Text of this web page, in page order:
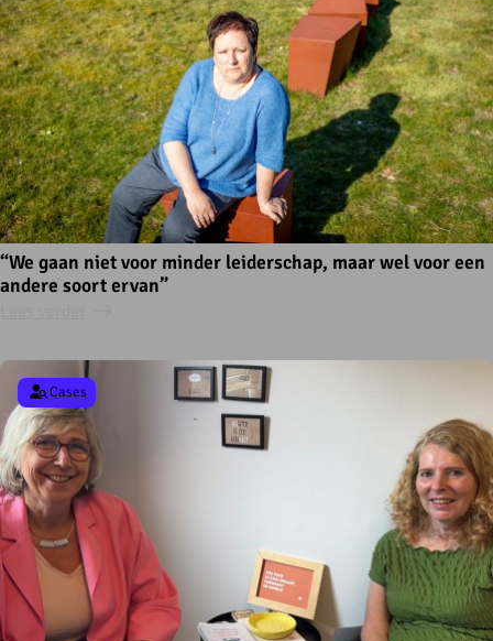
“We gaan niet voor minder leiderschap, maar wel voor een
andere soort ervan”
Cases